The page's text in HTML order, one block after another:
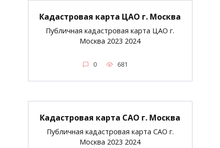
Кадастровая карта ЦАО г. Москва
Публичная кадастровая карта ЦАО г.
Москва 2023 2024
0 681
Кадастровая карта САО г. Москва
Публичная кадастровая карта САО г.
Москва 2023 2024